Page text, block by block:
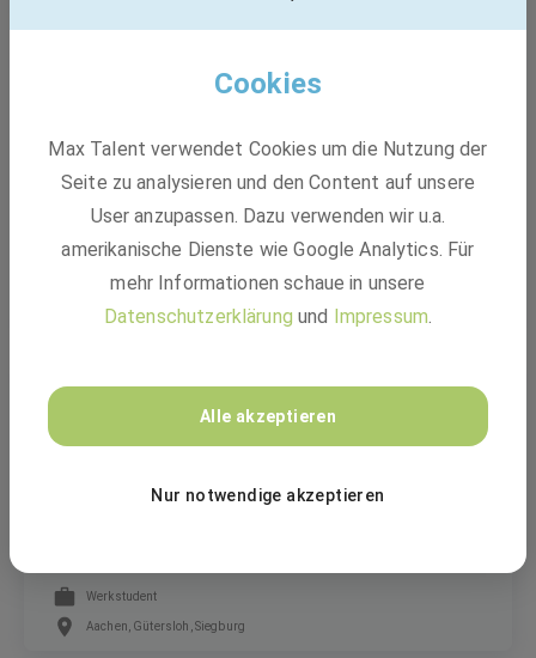
Elektriker (m/w/d) Schwerpunkt
Hochspannungsschaltanlagen
Festanstellung
Pfungstadt, Hessen, Velden, Bayern, Freilassing, Bayern +7 weitere
Studentische Mitarbeiterin (w/m/d) im Bereich
Werkstudent
Aachen, Gütersloh, Siegburg
Cookies
Max Talent verwendet Cookies um die Nutzung der
Seite zu analysieren und den Content auf unsere
User anzupassen. Dazu verwenden wir u.a.
amerikanische Dienste wie Google Analytics. Für
mehr Informationen schaue in unsere
Datenschutzerklärung und Impressum.
Alle akzeptieren
Nur notwendige akzeptieren